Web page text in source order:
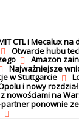
CTL i Mecalux
Otwarcie hubu
Amazon
Najważniejsze
w Stuttgarcie
i nowy
nowościami na
ponownie